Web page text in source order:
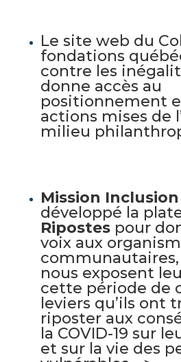
Le site web du
fondations
contre les
donne accès au
positionnement
actions mises de
milieu
Mission Inclusion
développé la
Ripostes pour
voix aux
communautaires,
nous exposent
cette période de
leviers qu’ils ont
riposter aux
la COVID-19 sur
et sur la vie des